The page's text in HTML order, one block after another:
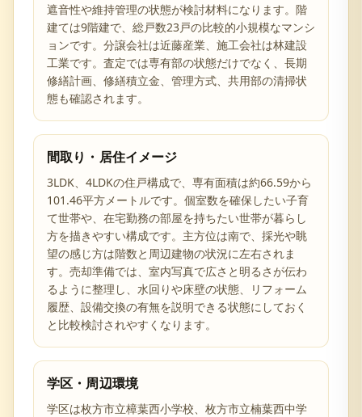
遮音性や維持管理の状態が検討材料になります。階
建ては9階建で、総戸数23戸の比較的小規模なマンシ
ョンです。分譲会社は近藤産業、施工会社は林建設
工業です。査定では専有部の状態だけでなく、長期
修繕計画、修繕積立金、管理方式、共用部の清掃状
態も確認されます。
間取り・居住イメージ
3LDK、4LDKの住戸構成で、専有面積は約66.59から
101.46平方メートルです。個室数を確保したい子育
て世帯や、在宅勤務の部屋を持ちたい世帯が暮らし
方を描きやすい構成です。主方位は南で、採光や眺
望の感じ方は階数と周辺建物の状況に左右されま
す。売却準備では、室内写真で広さと明るさが伝わ
るように整理し、水回りや床壁の状態、リフォーム
履歴、設備交換の有無を説明できる状態にしておく
と比較検討されやすくなります。
学区・周辺環境
学区は枚方市立樟葉西小学校、枚方市立楠葉西中学